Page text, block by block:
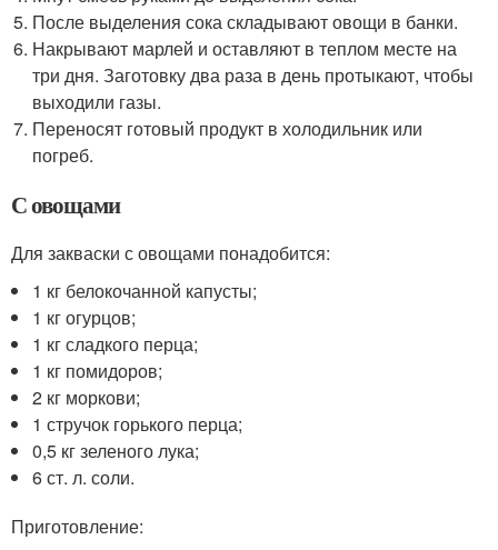
После выделения сока складывают овощи в банки.
Накрывают марлей и оставляют в теплом месте на
три дня. Заготовку два раза в день протыкают, чтобы
выходили газы.
Переносят готовый продукт в холодильник или
погреб.
С овощами
Для закваски с овощами понадобится:
1 кг белокочанной капусты;
1 кг огурцов;
1 кг сладкого перца;
1 кг помидоров;
2 кг моркови;
1 стручок горького перца;
0,5 кг зеленого лука;
6 ст. л. соли.
Приготовление: